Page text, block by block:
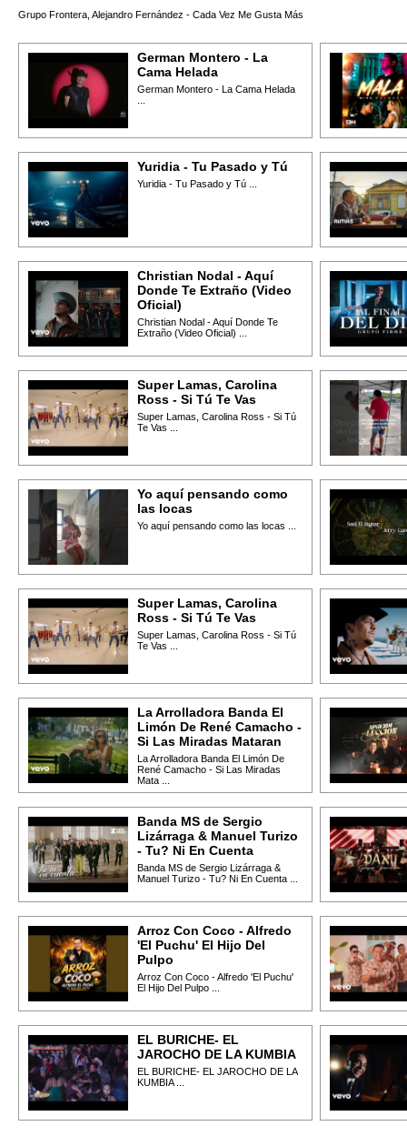
Grupo Frontera, Alejandro Fernández - Cada Vez Me Gusta Más
German Montero - La
Cama Helada
German Montero - La Cama Helada
Yuridia - Tu Pasado y Tú
Yuridia - Tu Pasado y Tú ...
Christian Nodal - Aquí
Donde Te Extraño (Video
Oficial)
Christian Nodal - Aquí Donde Te
Extraño (Video Oficial) ...
Super Lamas, Carolina
Ross - Si Tú Te Vas
Super Lamas, Carolina Ross - Si Tú
Te Vas ...
Yo aquí pensando como
las locas
Yo aquí pensando como las locas ...
Super Lamas, Carolina
Ross - Si Tú Te Vas
Super Lamas, Carolina Ross - Si Tú
Te Vas ...
La Arrolladora Banda El
Limón De René Camacho -
Si Las Miradas Mataran
La Arrolladora Banda El Limón De
René Camacho - Si Las Miradas
Mata ...
Banda MS de Sergio
Lizárraga & Manuel Turizo
- Tu? Ni En Cuenta
Banda MS de Sergio Lizárraga &
Manuel Turizo - Tu? Ni En Cuenta ...
Arroz Con Coco - Alfredo
'El Puchu' El Hijo Del
Pulpo
Arroz Con Coco - Alfredo 'El Puchu'
El Hijo Del Pulpo ...
EL BURICHE- EL
JAROCHO DE LA KUMBIA
EL BURICHE- EL JAROCHO DE LA
KUMBIA ...